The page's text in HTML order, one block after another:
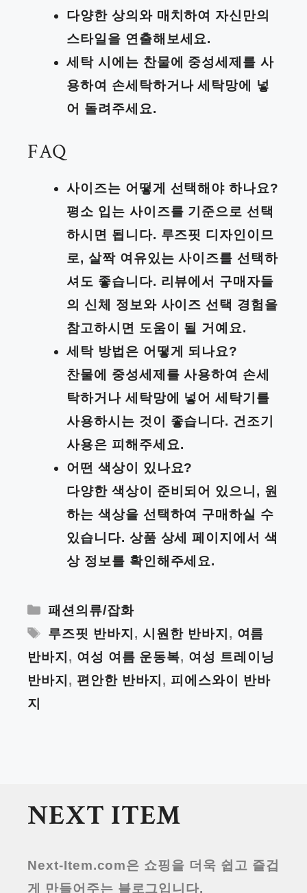
다양한 상의와 매치하여 자신만의
스타일을 연출해보세요.
세탁 시에는 찬물에 중성세제를 사
용하여 손세탁하거나 세탁망에 넣
어 돌려주세요.
FAQ
사이즈는 어떻게 선택해야 하나요?
평소 입는 사이즈를 기준으로 선택
하시면 됩니다. 루즈핏 디자인이므
로, 살짝 여유있는 사이즈를 선택하
셔도 좋습니다. 리뷰에서 구매자들
의 신체 정보와 사이즈 선택 경험을
참고하시면 도움이 될 거예요.
세탁 방법은 어떻게 되나요?
찬물에 중성세제를 사용하여 손세
탁하거나 세탁망에 넣어 세탁기를
사용하시는 것이 좋습니다. 건조기
사용은 피해주세요.
어떤 색상이 있나요?
다양한 색상이 준비되어 있으니, 원
하는 색상을 선택하여 구매하실 수
있습니다. 상품 상세 페이지에서 색
상 정보를 확인해주세요.
Categories
패션의류/잡화
Tags
루즈핏 반바지 , 시원한 반바지 , 여름
반바지 , 여성 여름 운동복, 여성 트레이닝
반바지 , 편안한 반바지 , 피에스와이 반바
지
NEXT ITEM
Next-Item.com은 쇼핑을 더욱 쉽고 즐겁
게 만들어주는 블로그입니다.